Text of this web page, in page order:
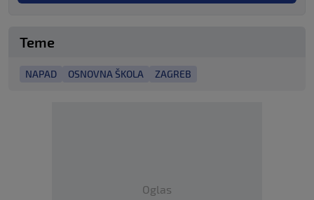
Teme
NAPAD OSNOVNA ŠKOLA ZAGREB
Oglas